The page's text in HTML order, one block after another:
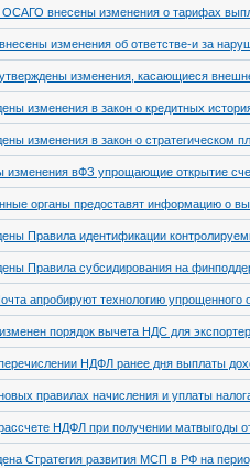
внесены изменения о тарифах
изменения об ответстве-и за
изменения, касающиеся
изменения в закон о кредитных
изменения в закон о стратегическом
изменения вФЗ упрощающие открытие
органы предоставят информацию о
Правила идентификации
Правила субсидирования на
апробируют технологию
порядок вычета НДС для
НДФЛ ранее дня выплаты
правилах начисления и уплаты
НДФЛ при получении матвыгоды от
Стратегия развития МСП в РФ на